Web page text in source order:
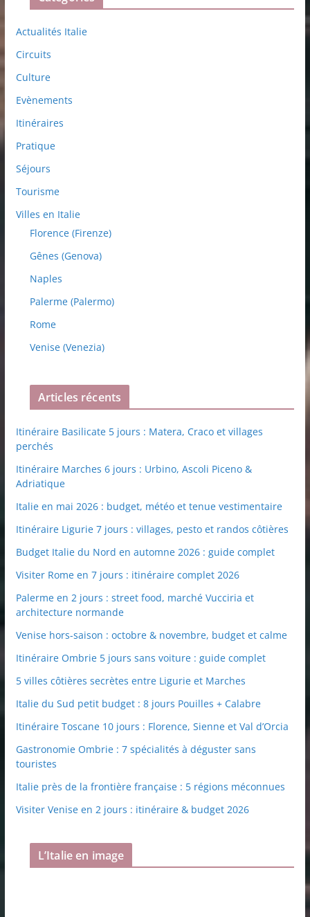
Actualités Italie
Circuits
Culture
Evènements
Itinéraires
Pratique
Séjours
Tourisme
Villes en Italie
Florence (Firenze)
Gênes (Genova)
Naples
Palerme (Palermo)
Rome
Venise (Venezia)
Articles récents
Itinéraire Basilicate 5 jours : Matera, Craco et villages
perchés
Itinéraire Marches 6 jours : Urbino, Ascoli Piceno &
Adriatique
Italie en mai 2026 : budget, météo et tenue vestimentaire
Itinéraire Ligurie 7 jours : villages, pesto et randos côtières
Budget Italie du Nord en automne 2026 : guide complet
Visiter Rome en 7 jours : itinéraire complet 2026
Palerme en 2 jours : street food, marché Vucciria et
architecture normande
Venise hors-saison : octobre & novembre, budget et calme
Itinéraire Ombrie 5 jours sans voiture : guide complet
5 villes côtières secrètes entre Ligurie et Marches
Italie du Sud petit budget : 8 jours Pouilles + Calabre
Itinéraire Toscane 10 jours : Florence, Sienne et Val d’Orcia
Gastronomie Ombrie : 7 spécialités à déguster sans
touristes
Italie près de la frontière française : 5 régions méconnues
Visiter Venise en 2 jours : itinéraire & budget 2026
L’Italie en image